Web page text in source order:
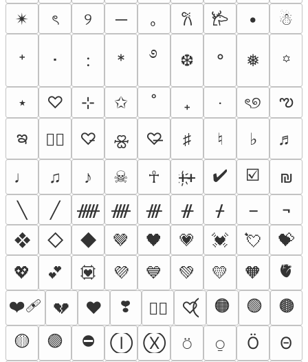
✴︎
ৎ ୨ ─ ｡ 𐙚 𐂂 • ☃︎
⁺ ･ : * ࿔ ❆ ° ❅ ꙳
⋆ ♡ ⊹ ✩ ˚ ₊ ‧ ৎ୭
ఌ
ఇ
♡⃕ ♡̵ 🝮 ♡̶ ♯ ♮ ♭
♬
♩
♫ ♪ ☠︎ ☥ ᚐ҉ᚐ ✔️ ☑️
₪
╲
╱ ᚏ ᚎ ᚍ ᚌ ᚋ
¬
❖
◇ ◆ 🤎 🖤 💗 💓 💘
💝
💖
💕 💟 💜 💙 💚 💛 🧡
🫀
❤️‍🩹
💔 ❤️ ❣️ ❤️‍🔥 ♡⃝ 🟠 🟢
🟤
🟡
🟣 ⛔ Ⓘ Ⓧ ⍥ ⍜ Ö
Θ